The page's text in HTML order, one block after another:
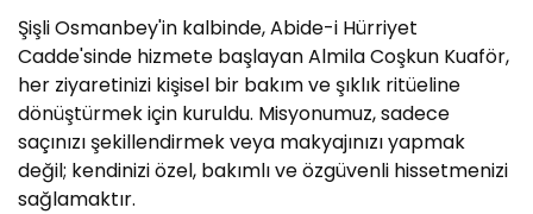
Şişli Osmanbey'in kalbinde, Abide-i Hürriyet
Cadde'sinde hizmete başlayan Almila Coşkun Kuaför,
her ziyaretinizi kişisel bir bakım ve şıklık ritüeline
dönüştürmek için kuruldu. Misyonumuz, sadece
saçınızı şekillendirmek veya makyajınızı yapmak
değil; kendinizi özel, bakımlı ve özgüvenli hissetmenizi
sağlamaktır.